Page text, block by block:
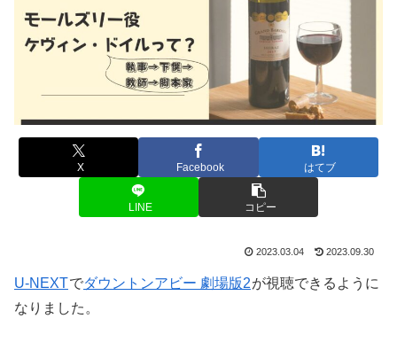
X Facebook はてブ
LINE コピー
2023.03.04 2023.09.30
U-NEXTでダウントンアビー 劇場版2が視聴できるように
なりました。